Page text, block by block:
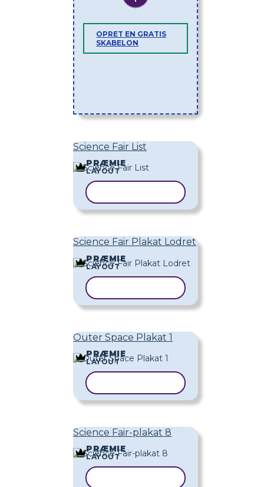
OPRET EN GRATIS
SKABELON
Science Fair List
PRÆMIE
LAYOUT
Science Fair Plakat Lodret
PRÆMIE
LAYOUT
Outer Space Plakat 1
PRÆMIE
LAYOUT
Science Fair-plakat 8
PRÆMIE
LAYOUT